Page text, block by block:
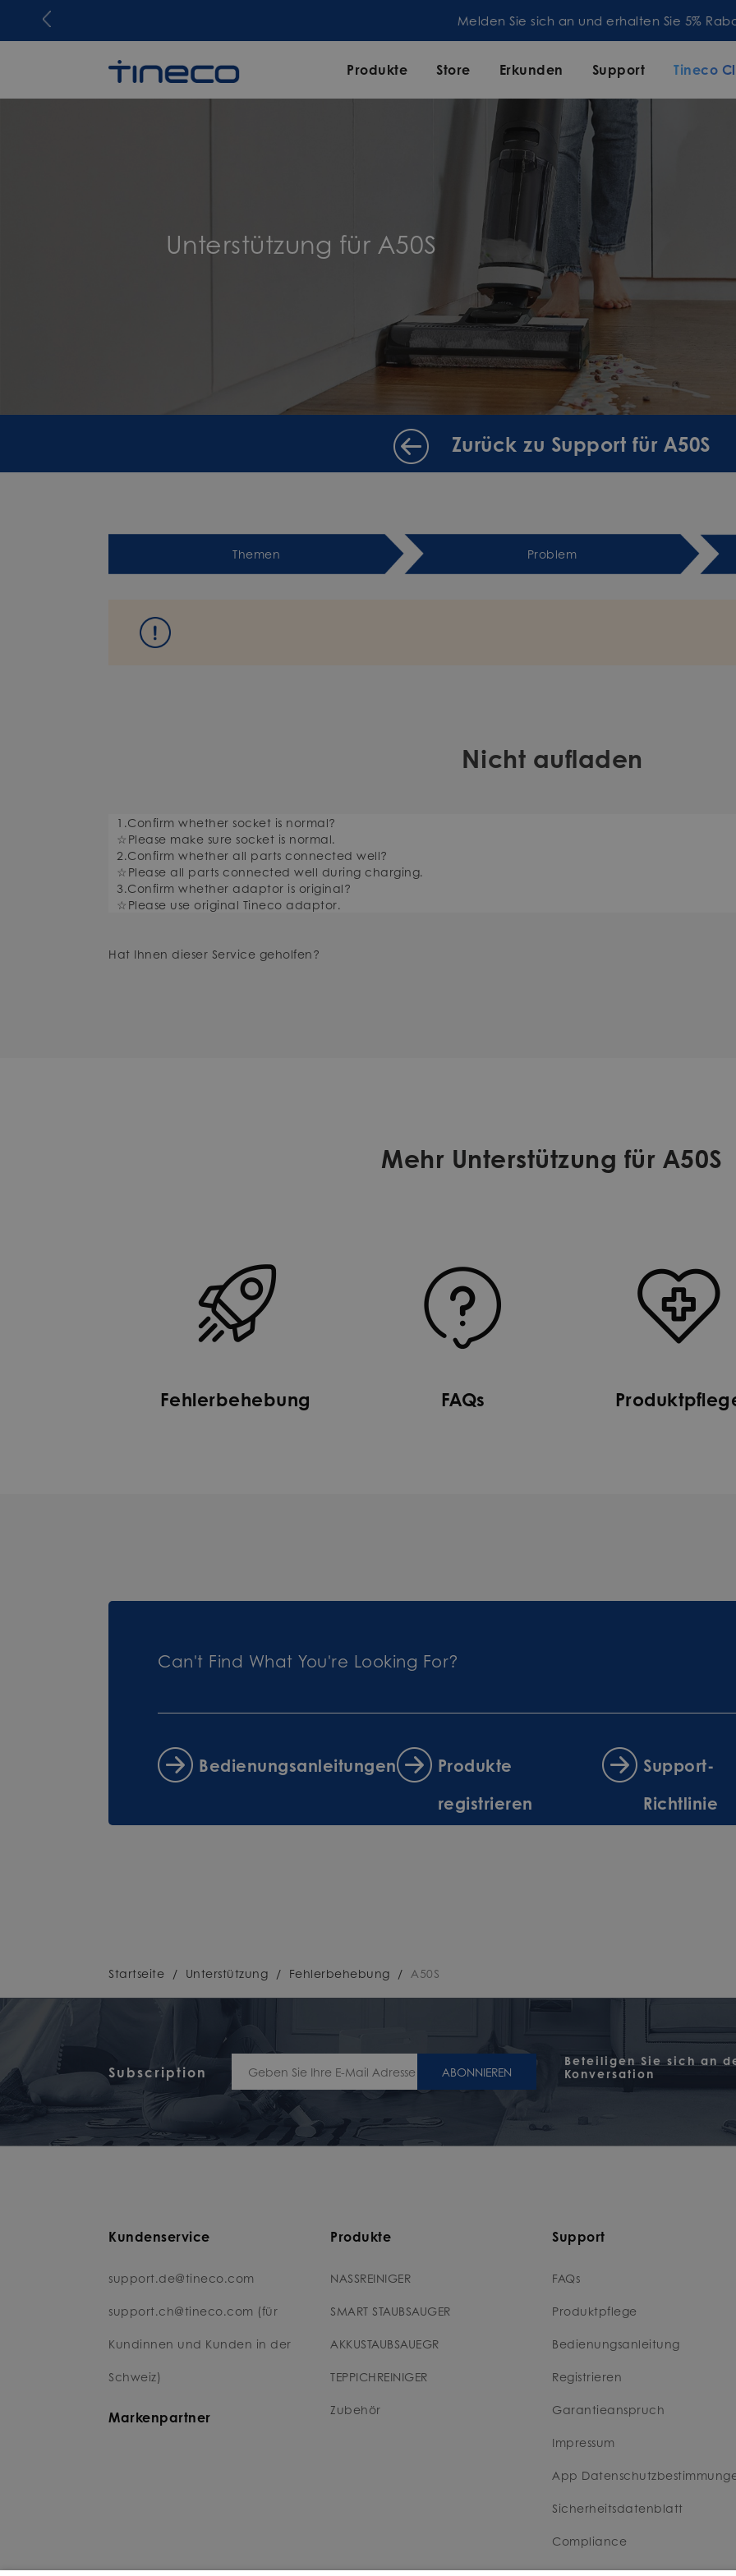
Melden Sie sich an und erhalten Sie 5% Rabatt!
Produkte Store Erkunden Support Tineco
Unterstützung für A50S
Zurück zu Support für A50S
Themen Problem
Nicht aufladen
1.Confirm whether socket is normal?
☆Please make sure socket is normal.
2.Confirm whether all parts connected well?
☆Please all parts connected well during charging.
3.Confirm whether adaptor is original?
☆Please use original Tineco adaptor.
Hat Ihnen dieser Service geholfen?
Mehr Unterstützung für A50S
Fehlerbehebung FAQs
Can't Find What You're Looking For?
Bedienungsanleitungen
Produkte
registrieren
Support-
Richtlinie
Startseite / Unterstützung / Fehlerbehebung / A50S
Subscription ABONNIEREN
Beteiligen Sie sich an
Konversation
Kundenservice
support.de@tineco.com
support.ch@tineco.com (für
Kundinnen und Kunden in der
Schweiz)
Markenpartner
Produkte
NASSREINIGER
SMART STAUBSAUGER
AKKUSTAUBSAUEGR
TEPPICHREINIGER
Zubehör
Support
FAQs
Produktpflege
Bedienungsanleitung
Registrieren
Garantieanspruch
Impressum
App
Sicherheitsdatenblatt
Compliance